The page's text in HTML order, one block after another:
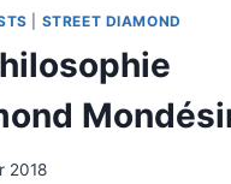
STREET DIAMOND
2018